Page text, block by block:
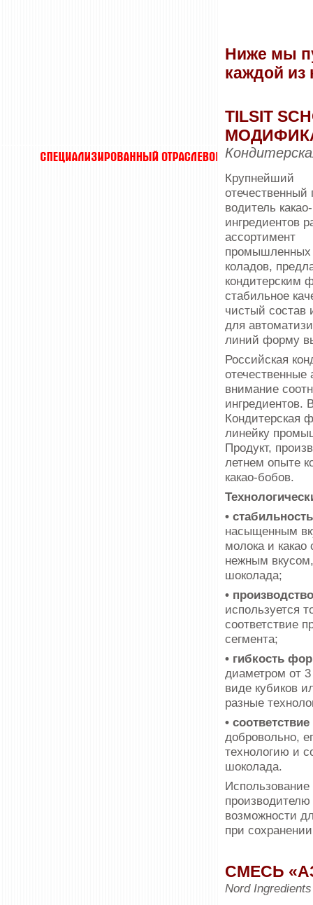
Ниже мы
каждой
TILSIT
Крупнейший
водитель какао-
ингредиентов
ассортимент
коладов,
кондитерским
стабильное
чистый состав
для
линий форму
Российская
внимание
ингредиентов.
Кондитерская
линейку
Продукт,
летнем опыте
какао-бобов.
•
насыщенным
молока и
нежным
шоколада;
•
используется
соответствие
сегмента;
• гибкость
диаметром от
виде кубиков
разные
•
добровольно,
технологию и
шоколада.
возможности
при
СМЕСЬ
Nord Ingredients